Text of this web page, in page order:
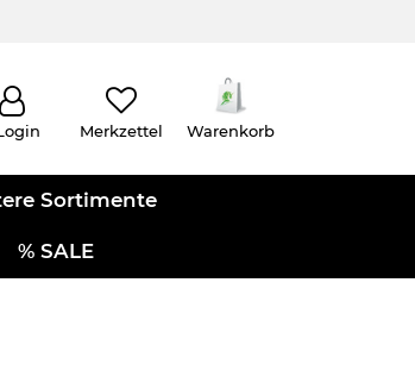
Merkzettel Warenkorb
Sortimente
% SALE